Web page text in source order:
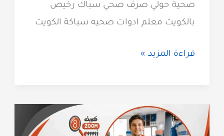
صحية حولي صرف صحي سباك رخيص
بالكويت معلم ادوات صحيه سباكة الكويت
سباك
صحي
قراءة المزيد »